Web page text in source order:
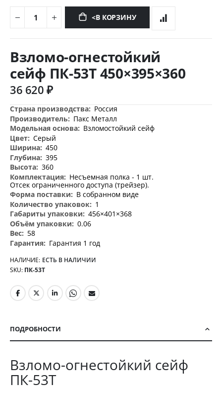
<В КОРЗИНУ
к
началу
галереи
изображений
Взломо-огнестойкий
сейф ПК-53Т 450×395×360
36 620 ₽
Дополнительная
информация
Россия
Пакс Металл
Взломостойкий сейф
Серый
450
395
360
Несъемная полка - 1 шт.
Отсек ограниченного доступа (трейзер).
В собранном виде
1
456×401×368
0.06
58
Гарантия 1 год
НАЛИЧИЕ: ЕСТЬ В НАЛИЧИИ
SKU ПК-53Т
ПОДРОБНОСТИ
Взломо-огнестойкий сейф
ПК-53Т